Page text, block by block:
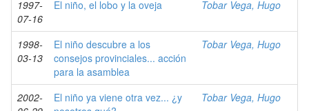
1997-
07-16
El niño, el lobo y la oveja Tobar Vega, Hugo
1998-
03-13
El niño descubre a los
consejos provinciales... acción
para la asamblea
Tobar Vega, Hugo
2002-
El niño ya viene otra vez... ¿y
Tobar Vega, Hugo